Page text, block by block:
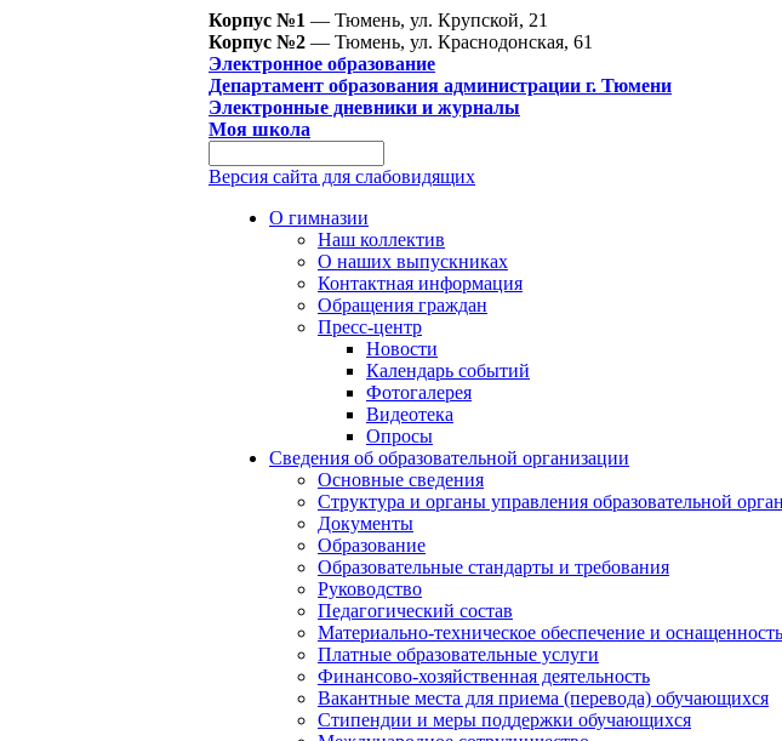
Корпус №1 — Тюмень, ул. Крупской, 21
Корпус №2 — Тюмень, ул. Краснодонская, 61
Электронное образование
Департамент образования администрации г. Тюмени
Электронные дневники и журналы
Моя школа
Версия сайта для слабовидящих
О гимназии
Наш коллектив
О наших выпускниках
Контактная информация
Обращения граждан
Пресс-центр
Новости
Календарь событий
Фотогалерея
Видеотека
Опросы
Сведения об образовательной организации
Основные сведения
Структура и органы управления образовательной
Документы
Образование
Образовательные стандарты и требования
Руководство
Педагогический состав
Материально-техническое обеспечение и
Платные образовательные услуги
Финансово-хозяйственная деятельность
Вакантные места для приема (перевода) обучающихся
Стипендии и меры поддержки обучающихся